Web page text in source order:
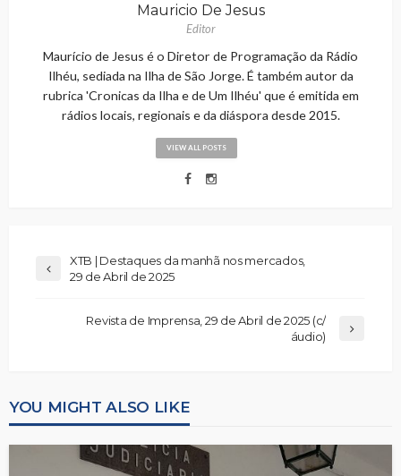
Mauricio De Jesus
Editor
Maurício de Jesus é o Diretor de Programação da Rádio
Ilhéu, sediada na Ilha de São Jorge. É também autor da
rubrica 'Cronicas da Ilha e de Um Ilhéu' que é emitida em
rádios locais, regionais e da diáspora desde 2015.
VIEW ALL POSTS
XTB | Destaques da manhã nos mercados,
29 de Abril de 2025
Revista de Imprensa, 29 de Abril de 2025 (c/
áudio)
YOU MIGHT ALSO LIKE